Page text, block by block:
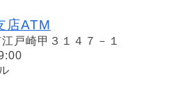
店ATM
戸崎甲３１４７－１